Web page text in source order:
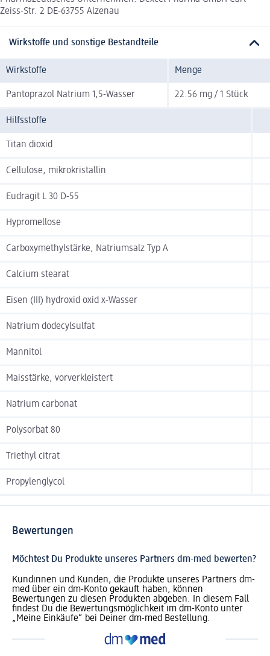
Zeiss-Str. 2 DE-63755 Alzenau
Wirkstoffe und sonstige Bestandteile
Wirkstoffe Menge
Pantoprazol Natrium 1,5-Wasser 22.56 mg / 1 Stück
Hilfsstoffe
Titan dioxid
Cellulose, mikrokristallin
Eudragit L 30 D-55
Hypromellose
Carboxymethylstärke, Natriumsalz Typ A
Calcium stearat
Eisen (III) hydroxid oxid x-Wasser
Natrium dodecylsulfat
Mannitol
Maisstärke, vorverkleistert
Natrium carbonat
Polysorbat 80
Triethyl citrat
Propylenglycol
Bewertungen
Möchtest Du Produkte unseres Partners dm-med bewerten?
Kundinnen und Kunden, die Produkte unseres Partners dm-
med über ein dm-Konto gekauft haben, können
Bewertungen zu diesen Produkten abgeben. In diesem Fall
findest Du die Bewertungsmöglichkeit im dm-Konto unter
„Meine Einkäufe“ bei Deiner dm-med Bestellung.